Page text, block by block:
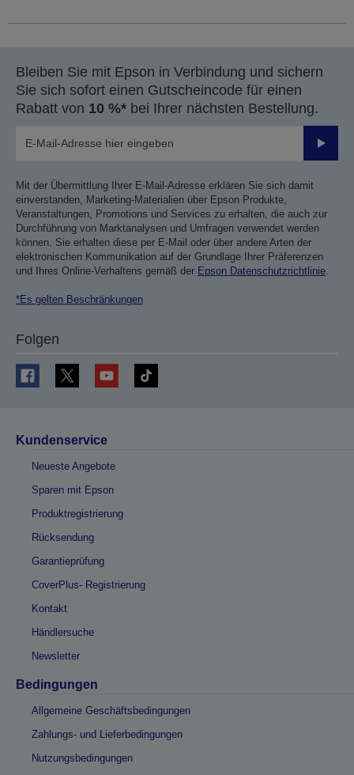
Bleiben Sie mit Epson in Verbindung und sichern
Sie sich sofort einen Gutscheincode für einen
Rabatt von 10 %* bei Ihrer nächsten Bestellung.
Mit der Übermittlung Ihrer E-Mail-Adresse erklären Sie sich damit
einverstanden, Marketing-Materialien über Epson Produkte,
Veranstaltungen, Promotions und Services zu erhalten, die auch zur
Durchführung von Marktanalysen und Umfragen verwendet werden
können. Sie erhalten diese per E-Mail oder über andere Arten der
elektronischen Kommunikation auf der Grundlage Ihrer Präferenzen
und Ihres Online-Verhaltens gemäß der Epson Datenschutzrichtlinie.
*Es gelten Beschränkungen
Folgen
Kundenservice
Neueste Angebote
Sparen mit Epson
Produktregistrierung
Rücksendung
Garantieprüfung
CoverPlus- Registrierung
Kontakt
Händlersuche
Newsletter
Bedingungen
Allgemeine Geschäftsbedingungen
Zahlungs- und Lieferbedingungen
Nutzungsbedingungen